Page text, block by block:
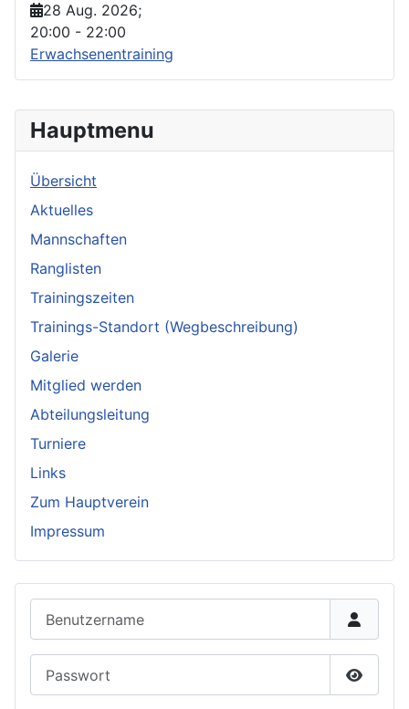
Hauptmenu
Übersicht
Aktuelles
Mannschaften
Ranglisten
Trainingszeiten
Trainings-Standort (Wegbeschreibung)
Galerie
Mitglied werden
Abteilungsleitung
Turniere
Links
Zum Hauptverein
Impressum
28 Aug. 2026;
20:00 - 22:00
Erwachsenentraining